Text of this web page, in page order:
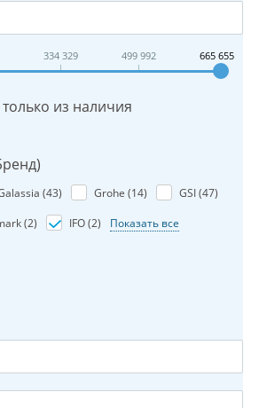
334 329 499 992 665 655
из наличия
(43) Grohe (14) GSI (47)
(2) IFO (2) Показать все